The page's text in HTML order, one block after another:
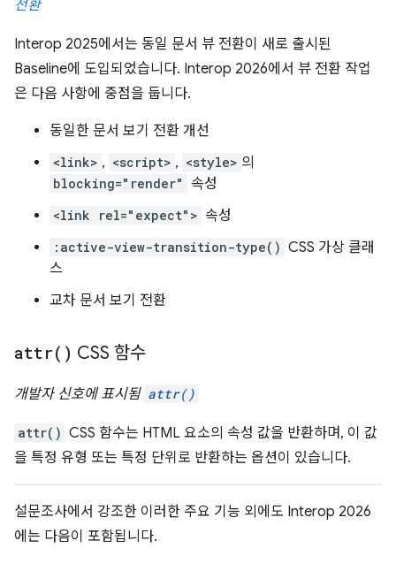
전환
Interop 2025에서는 동일 문서 뷰 전환이 새로 출시된
Baseline에 도입되었습니다. Interop 2026에서 뷰 전환 작업
은 다음 사항에 중점을 둡니다.
동일한 문서 보기 전환 개선
<link> , <script> , <style> 의
blocking="render" 속성
<link rel="expect"> 속성
:active-view-transition-type() CSS 가상 클래
스
교차 문서 보기 전환
attr( ) CSS 함수
개발자 신호에 표시됨 attr()
attr() CSS 함수는 HTML 요소의 속성 값을 반환하며, 이 값
을 특정 유형 또는 특정 단위로 반환하는 옵션이 있습니다.
설문조사에서 강조한 이러한 주요 기능 외에도 Interop 2026
에는 다음이 포함됩니다.